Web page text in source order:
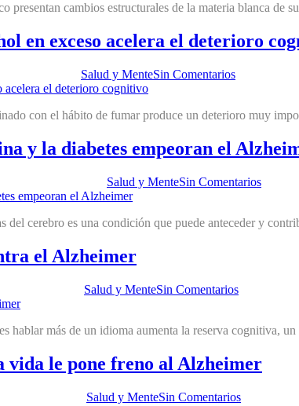
presentan cambios estructurales de la materia blanca
en exceso acelera el deterioro
Salud y MenteSin Comentarios
con el hábito de fumar produce un deterioro muy
y la diabetes empeoran el
Salud y MenteSin Comentarios
del cerebro es una condición que puede anteceder y
el Alzheimer
Salud y MenteSin Comentarios
hablar más de un idioma aumenta la reserva cognitiva,
vida le pone freno al Alzheimer
Salud y MenteSin Comentarios